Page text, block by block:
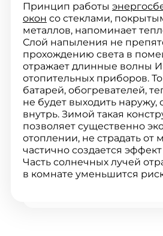
Принцип работы
окон со стеклами,
металлов, напоминает
Слой напыления не
прохождению света в
отражает длинные волны
отопительных приборов. То
батарей, обогревателей,
не будет выходить наружу,
внутрь. Зимой такая
позволяет существенно
отоплении, не страдать от
частично создается
Часть солнечных лучей
в комнате уменьшится